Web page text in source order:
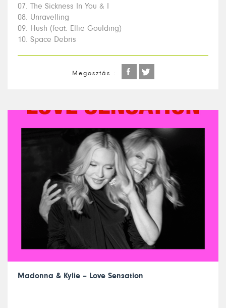
07. The Sickness In You & I
08. Unravelling
09. Hush (feat. Ellie Goulding)
10. Space Debris
Megosztás :
Madonna & Kylie – Love Sensation